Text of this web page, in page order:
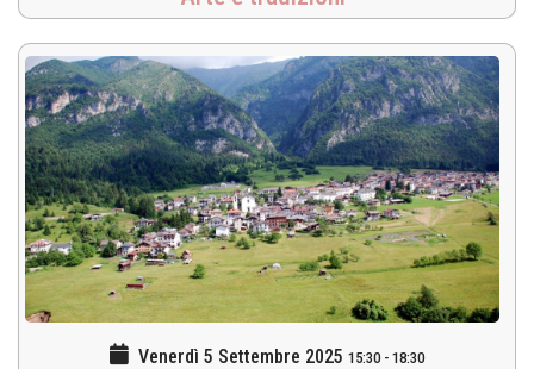
Venerdì 5 Settembre 2025 15:30- 18:30